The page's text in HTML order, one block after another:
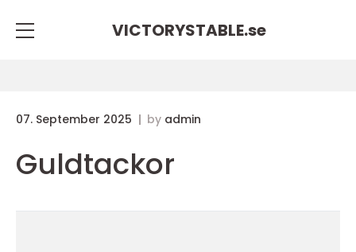
VICTORYSTABLE.se
07. September 2025 by admin
Guldtackor